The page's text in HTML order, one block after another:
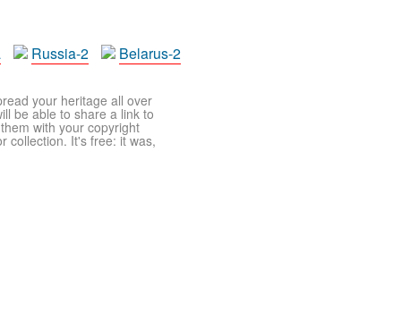
Russia-2 Belarus-2
your heritage all over
be able to share a link to
with your copyright
collection. It's free: it was,